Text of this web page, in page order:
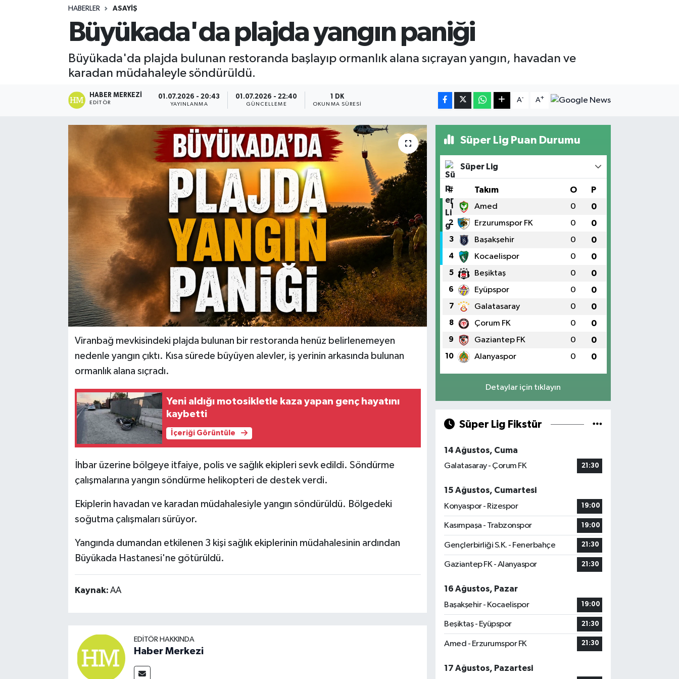
HABERLER ASAYIŞ
Büyükada'da plajda yangın paniği
Büyükada'da plajda bulunan restoranda başlayıp ormanlık alana sıçrayan yangın, havadan ve
karadan müdahaleyle söndürüldü.
HABER MERKEZI
EDITÖR
01.07.2026 - 20:43
YAYINLANMA
01.07.2026 - 22:40
GÜNCELLEME
1 DK
OKUNMA SÜRESI
A- A+
Viranbağ mevkisindeki plajda bulunan bir restoranda henüz belirlenemeyen
nedenle yangın çıktı. Kısa sürede büyüyen alevler, iş yerinin arkasında bulunan
ormanlık alana sıçradı.
Yeni aldığı motosikletle kaza yapan genç hayatını
kaybetti
İçeriği Görüntüle
İhbar üzerine bölgeye itfaiye, polis ve sağlık ekipleri sevk edildi. Söndürme
çalışmalarına yangın söndürme helikopteri de destek verdi.
Ekiplerin havadan ve karadan müdahalesiyle yangın söndürüldü. Bölgedeki
soğutma çalışmaları sürüyor.
Yangında dumandan etkilenen 3 kişi sağlık ekiplerinin müdahalesinin ardından
Büyükada Hastanesi'ne götürüldü.
Kaynak: AA
EDITÖR HAKKINDA
Haber Merkezi
Süper Lig Puan Durumu
Süper Lig
# Takım O P
1 Amed 0 0
2 Erzurumspor FK 0 0
3 Başakşehir 0 0
4 Kocaelispor 0 0
5 Beşiktaş 0 0
6 Eyüpspor 0 0
7 Galatasaray 0 0
8 Çorum FK 0 0
9 Gaziantep FK 0 0
10 Alanyaspor 0 0
Detaylar için tıklayın
Süper Lig Fikstür
14 Ağustos, Cuma
Galatasaray - Çorum FK
21:30
15 Ağustos, Cumartesi
Konyaspor - Rizespor
19:00
Kasımpaşa - Trabzonspor 19:00
Gençlerbirliği S.K. - Fenerbahçe 21:30
Gaziantep FK - Alanyaspor 21:30
16 Ağustos, Pazar
Başakşehir - Kocaelispor
19:00
Beşiktaş - Eyüpspor 21:30
Amed - Erzurumspor FK 21:30
17 Ağustos, Pazartesi
Kültür - Sanat
Lider Haber TV Canlı Yayın izle